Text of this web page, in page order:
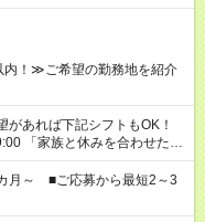
！≫ご希望の勤務地を紹介
せた
たい」 「できれば残業はし
。 ※Wワーク希望
務時間と、もう1つのお仕事
える場合は応募できません。
月～ ■ご応募から最短2～3